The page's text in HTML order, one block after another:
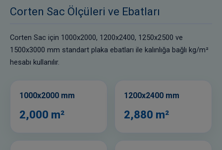
Corten Sac Ölçüleri ve Ebatları
Corten Sac için 1000x2000, 1200x2400, 1250x2500 ve
1500x3000 mm standart plaka ebatları ile kalınlığa bağlı kg/m²
hesabı kullanılır.
1000x2000 mm
2,000 m²
1200x2400 mm
2,880 m²